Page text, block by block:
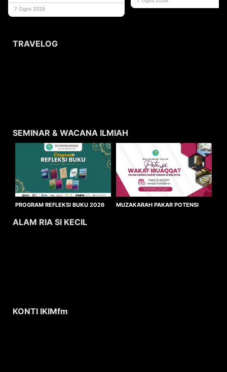
usaha
7 Ogos 2026
TRAVELOG
SEMINAR & WACANA ILMIAH
PROGRAM REFLEKSI BUKU 2026
MUZAKARAH PAKAR POTENSI
ALAM RIA SI KECIL
KONTI IKIMfm